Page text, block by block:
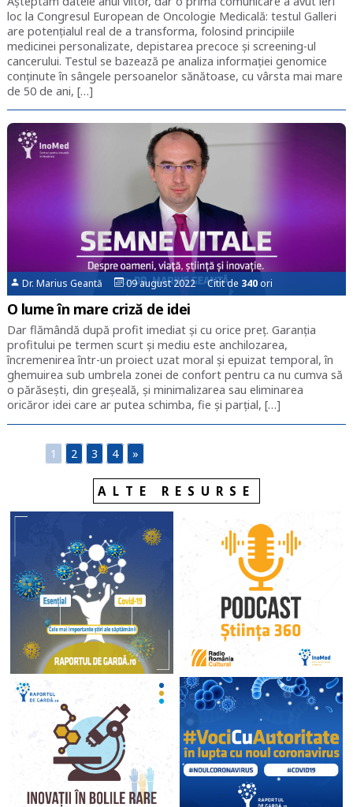
loc la Congresul European de Oncologie Medicală: testul Galleri
are potențialul real de a transforma, folosind principiile
medicinei personalizate, depistarea precoce și screening-ul
cancerului. Testul se bazează pe analiza informației genomice
conținute în sângele persoanelor sănătoase, cu vârsta mai mare
de 50 de ani, […]
Dr. Marius Geantă 09 august 2022 Citit de 340ori
O lume în mare criză de idei
Dar flămândă după profit imediat și cu orice preț. Garanția
profitului pe termen scurt și mediu este anchilozarea,
încremenirea într-un proiect uzat moral și epuizat temporal, în
ghemuirea sub umbrela zonei de confort pentru ca nu cumva să
o părăsești, din greșeală, și minimalizarea sau eliminarea
oricăror idei care ar putea schimba, fie și parțial, […]
1 2 3 4 »
ALTE RESURSE